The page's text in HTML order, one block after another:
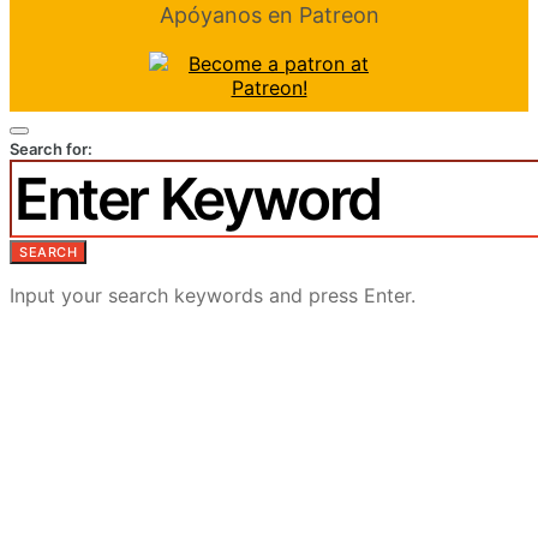
Apóyanos en Patreon
Search for:
SEARCH
Input your search keywords and press Enter.